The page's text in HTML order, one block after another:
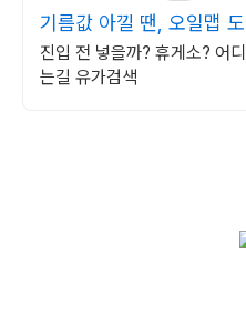
기름값 아낄 땐, 오일맵
진입 전 넣을까? 휴게소? 어디
는길 유가검색